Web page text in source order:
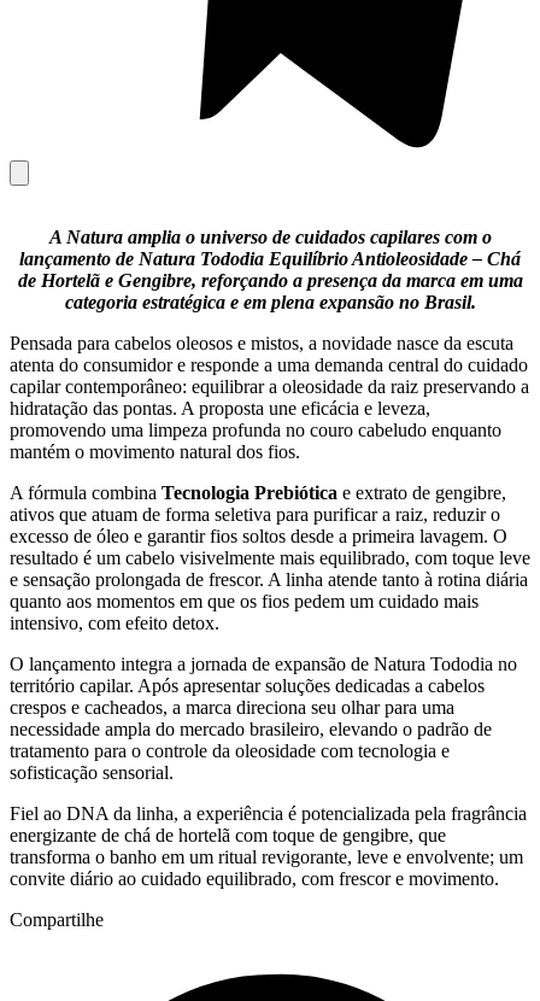
A Naturaamplia o universo de cuidados capilares com o
lançamento de Natura Tododia Equilíbrio Antioleosidade – Chá
de Hortelã e Gengibre, reforçando a presença da marca em uma
categoria estratégica e em plena expansão no Brasil.
Pensada para cabelos oleosos e mistos, a novidade nasce da escuta
atenta do consumidor e responde a uma demanda central do cuidado
capilar contemporâneo: equilibrar a oleosidade da raiz preservando a
hidratação das pontas. A proposta une eficácia e leveza,
promovendo uma limpeza profunda no couro cabeludo enquanto
mantém o movimento natural dos fios.
A fórmula combina Tecnologia Prebiótica e extrato de gengibre,
ativos que atuam de forma seletiva para purificar a raiz, reduzir o
excesso de óleo e garantir fios soltos desde a primeira lavagem. O
resultado é um cabelo visivelmente mais equilibrado, com toque leve
e sensação prolongada de frescor. A linha atende tanto à rotina diária
quanto aos momentos em que os fios pedem um cuidado mais
intensivo, com efeito detox.
O lançamento integra a jornada de expansão de Natura Tododia no
território capilar. Após apresentar soluções dedicadas a cabelos
crespos e cacheados, a marca direciona seu olhar para uma
necessidade ampla do mercado brasileiro, elevando o padrão de
tratamento para o controle da oleosidade com tecnologia e
sofisticação sensorial.
Fiel ao DNA da linha, a experiência é potencializada pela fragrância
energizante de chá de hortelã com toque de gengibre, que
transforma o banho em um ritual revigorante, leve e envolvente; um
convite diário ao cuidado equilibrado, com frescor e movimento.
Compartilhe